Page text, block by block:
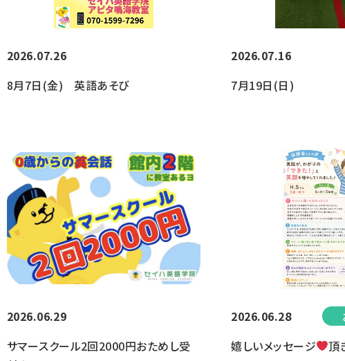
2026.07.26
8月7日(金) 英語あそび
2026.07.16
7月19日(日)
2026.06.29
サマースクール2回2000円おためし受
2026.06.28
嬉しいメッセージ
頂